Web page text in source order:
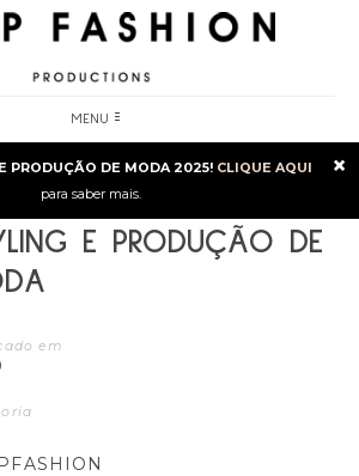
MENU
×
PRODUÇÃO DE MODA 2025! CLIQUE AQUI
para saber mais.
E PRODUÇÃO DE
em